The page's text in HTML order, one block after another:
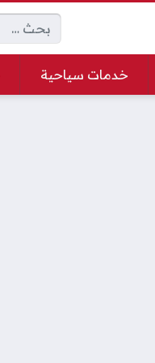
البحث عن:
خدمات سياحية